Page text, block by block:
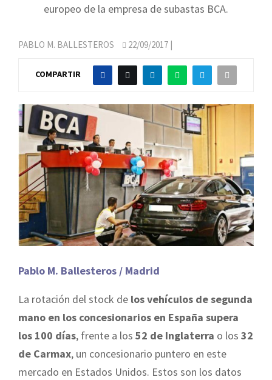
europeo de la empresa de subastas BCA.
PABLO M. BALLESTEROS 22/09/2017 |
COMPARTIR
Pablo M. Ballesteros / Madrid
La rotación del stock de los vehículos de segunda
mano en los concesionarios en España supera
los 100 días, frente a los 52 de Inglaterra o los 32
de Carmax, un concesionario puntero en este
mercado en Estados Unidos. Estos son los datos